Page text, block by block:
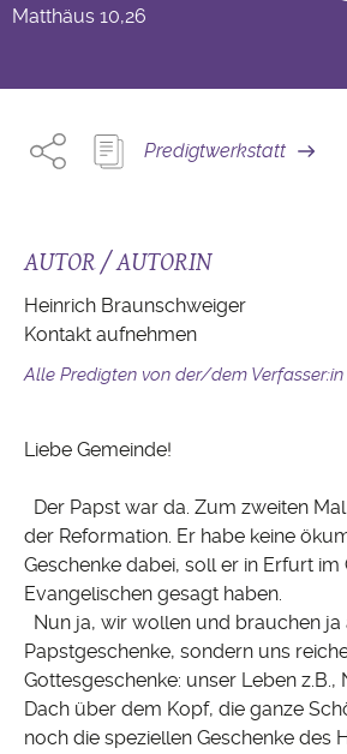
Matthäus 10,26
Predigtwerkstatt
AUTOR / AUTORIN
Heinrich Braunschweiger
Kontakt aufnehmen
Alle Predigten von der/dem Verfasser:in
Liebe Gemeinde!
Der Papst war da. Zum zweiten
der Reformation. Er habe keine
Geschenke dabei, soll er in Erfurt
Evangelischen gesagt haben.
Nun ja, wir wollen und brauchen ja
Papstgeschenke, sondern uns
Gottesgeschenke: unser Leben z.B.,
Dach über dem Kopf, die ganze
noch die speziellen Geschenke des